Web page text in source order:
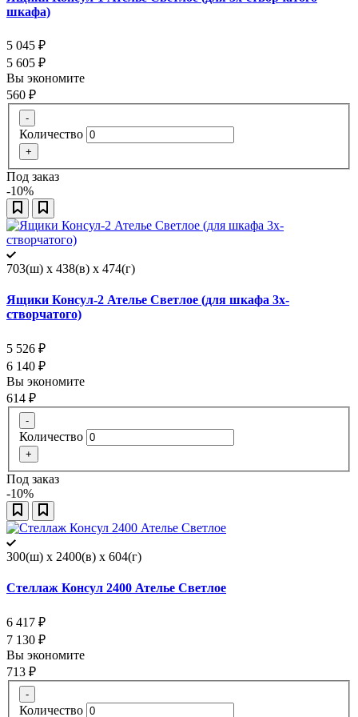
шкафа)
5 045 ₽
5 605 ₽
Вы экономите
560 ₽
-
Количество
+
Под заказ
-10%
703(ш) x 438(в) x 474(г)
Ящики Консул-2 Ателье Светлое (для шкафа 3х-
створчатого)
5 526 ₽
6 140 ₽
Вы экономите
614 ₽
-
Количество
+
Под заказ
-10%
300(ш) x 2400(в) x 604(г)
Стеллаж Консул 2400 Ателье Светлое
6 417 ₽
7 130 ₽
Вы экономите
713 ₽
-
Количество